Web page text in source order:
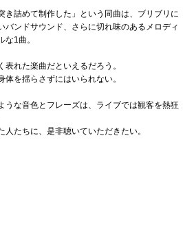
き詰めて制作した」という同曲は、ブリブリに
バンドサウンド、さらに切れ味のあるメロディ
な1曲。
表れた楽曲だといえるだろう。
を揺らさずにはいられない。
うな音色とフレーズは、ライブでは観客を熱狂
たちに、是非聴いていただきたい。